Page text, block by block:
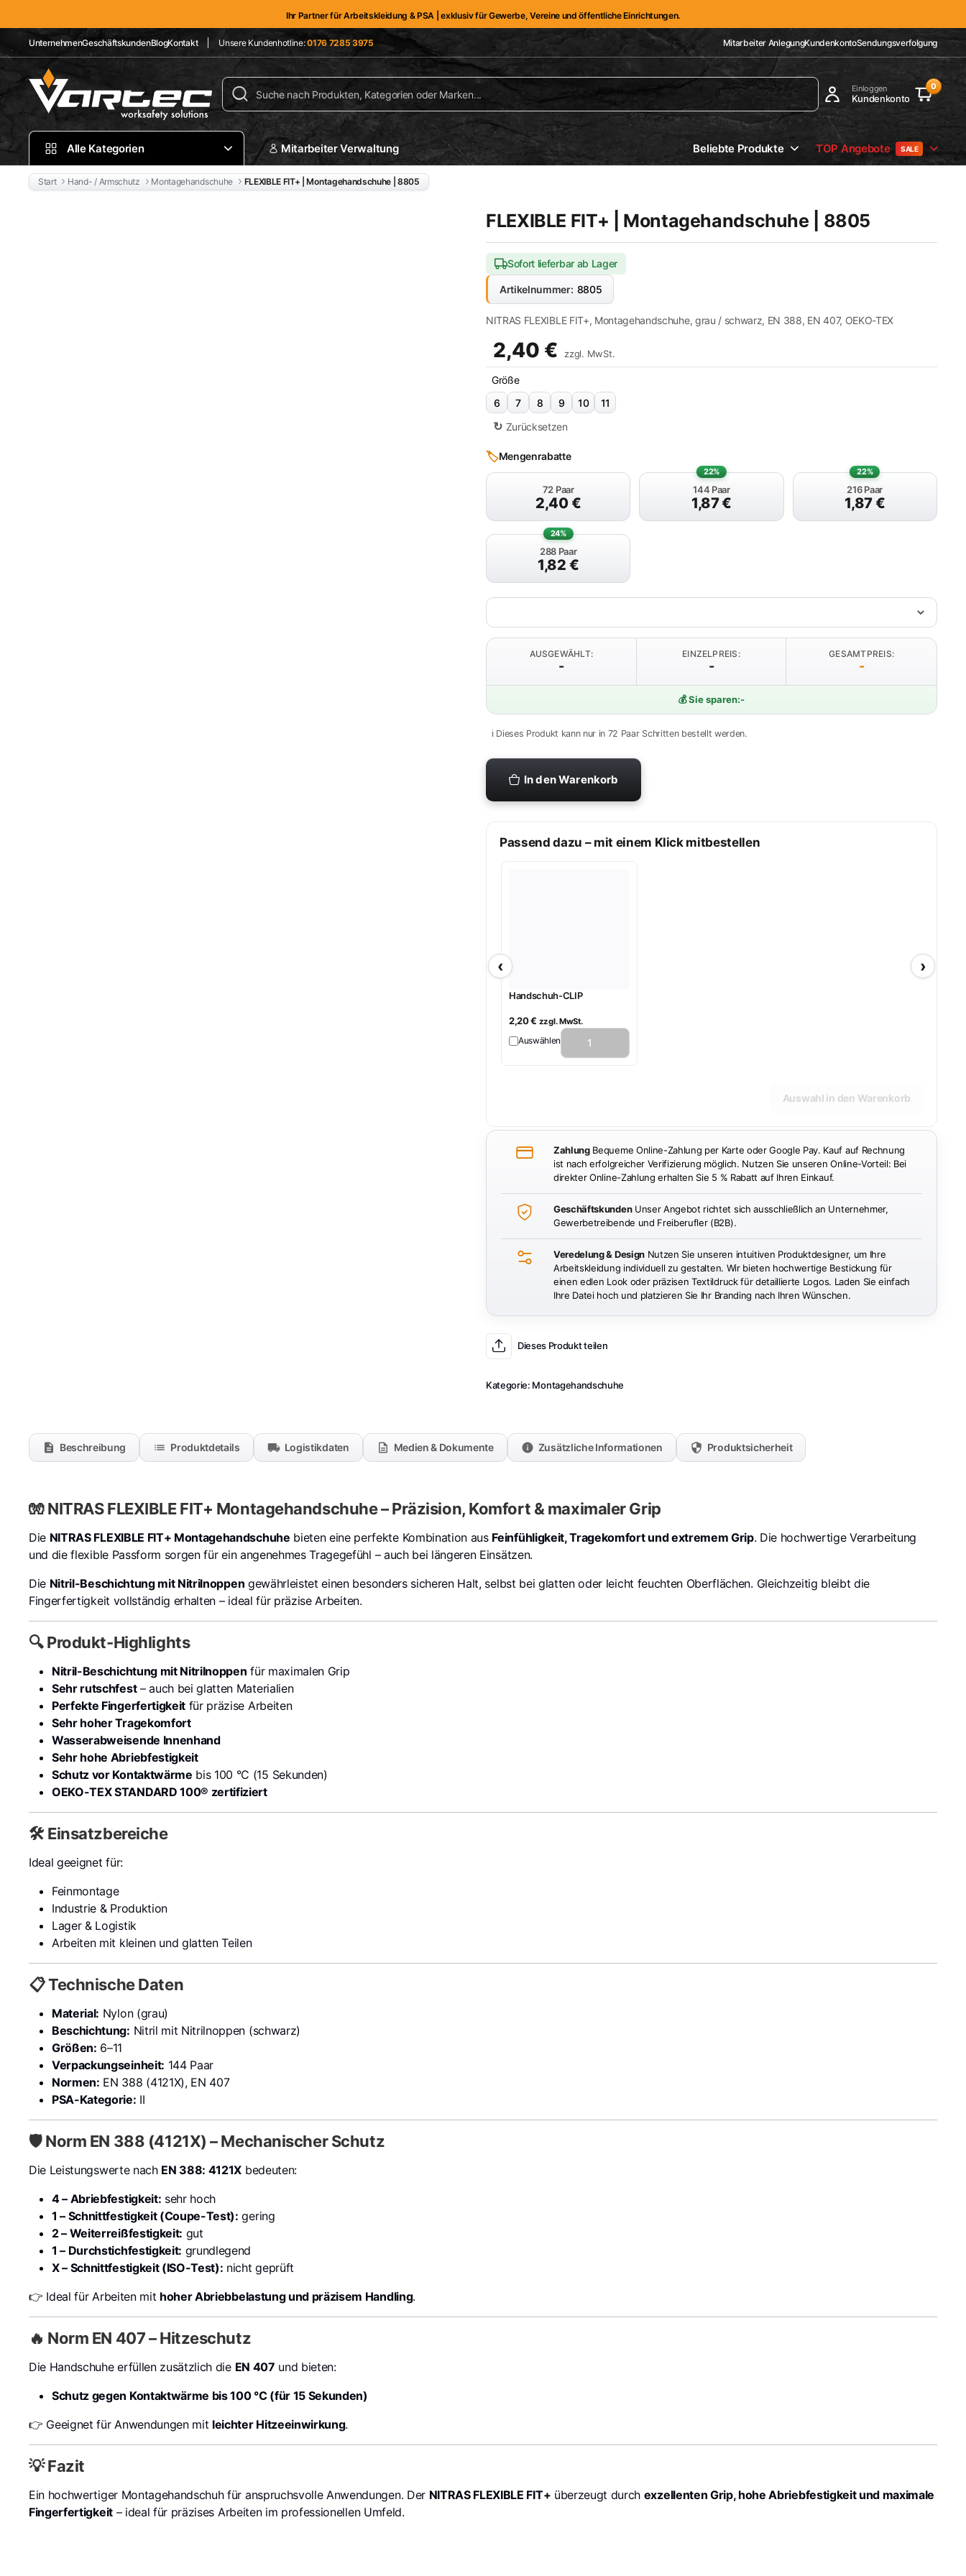
Ihr Partner für Arbeitskleidung & PSA | exklusiv für Gewerbe, Vereine und öffentliche Einrichtungen.
UnternehmenGeschäftskundenBlogKontakt Unsere Kundenhotline:0176 7285 3975 Mitarbeiter AnlegungKundenkontoSendungsverfolgung
Einloggen
Kundenkonto
0
Alle Kategorien Mitarbeiter Verwaltung Beliebte Produkte TOP Angebote SALE
Start Hand- / Armschutz Montagehandschuhe FLEXIBLE FIT+ | Montagehandschuhe | 8805
FLEXIBLE FIT+ | Montagehandschuhe | 8805
Sofort lieferbar ab Lager
Artikelnummer: 8805
NITRAS FLEXIBLE FIT+, Montagehandschuhe, grau / schwarz, EN 388, EN 407, OEKO-TEX
2,40 € zzgl. MwSt.
Größe
6
7 8 9 10
11
Zurücksetzen
🏷️Mengenrabatte
72 Paar
2,40€
144 Paar
1,87€
22%
216 Paar
1,87€
22%
288 Paar
1,82 €
24%
AUSGEWÄHLT:
-
EINZELPREIS:
-
GESAMTPREIS:
-
💰 Sie sparen:-
ℹ️ Dieses Produkt kann nur in 72 Paar Schritten bestellt werden.
In den Warenkorb
Passend dazu – mit einem Klick mitbestellen
‹
Handschuh-CLIP
2,20€ zzgl. MwSt.
Auswählen
›
Auswahl in den Warenkorb
ZahlungBequeme Online-Zahlung per Karte oder Google Pay. Kauf auf Rechnung
ist nach erfolgreicher Verifizierung möglich. Nutzen Sie unseren Online-Vorteil: Bei
direkter Online-Zahlung erhalten Sie 5 % Rabatt auf Ihren Einkauf.
GeschäftskundenUnser Angebot richtet sich ausschließlich an Unternehmer,
Gewerbetreibende und Freiberufler (B2B).
Veredelung & DesignNutzen Sie unseren intuitiven Produktdesigner, um Ihre
Arbeitskleidung individuell zu gestalten. Wir bieten hochwertige Bestickung für
einen edlen Look oder präzisen Textildruck für detaillierte Logos. Laden Sie einfach
Ihre Datei hoch und platzieren Sie Ihr Branding nach Ihren Wünschen.
Dieses Produkt teilen
Kategorie: Montagehandschuhe
Beschreibung Produktdetails Logistikdaten Medien & Dokumente Zusätzliche Informationen Produktsicherheit
🧤 NITRAS FLEXIBLE FIT+ Montagehandschuhe – Präzision, Komfort & maximaler Grip
Die NITRAS FLEXIBLE FIT+ Montagehandschuhe bieten eine perfekte Kombination aus Feinfühligkeit, Tragekomfort und extremem Grip. Die hochwertige Verarbeitung
und die flexible Passform sorgen für ein angenehmes Tragegefühl – auch bei längeren Einsätzen.
Die Nitril-Beschichtung mit Nitrilnoppen gewährleistet einen besonders sicheren Halt, selbst bei glatten oder leicht feuchten Oberflächen. Gleichzeitig bleibt die
Fingerfertigkeit vollständig erhalten – ideal für präzise Arbeiten.
🔍 Produkt-Highlights
Nitril-Beschichtung mit Nitrilnoppen für maximalen Grip
Sehr rutschfest– auch bei glatten Materialien
Perfekte Fingerfertigkeit für präzise Arbeiten
Sehr hoher Tragekomfort
Wasserabweisende Innenhand
Sehr hohe Abriebfestigkeit
Schutz vor Kontaktwärme bis 100 °C (15 Sekunden)
OEKO-TEX STANDARD 100® zertifiziert
🛠️ Einsatzbereiche
Ideal geeignet für:
Feinmontage
Industrie & Produktion
Lager & Logistik
Arbeiten mit kleinen und glatten Teilen
📋 Technische Daten
Material: Nylon (grau)
Beschichtung: Nitril mit Nitrilnoppen (schwarz)
Größen: 6–11
Verpackungseinheit: 144 Paar
Normen: EN 388 (4121X), EN 407
PSA-Kategorie: II
🛡️ Norm EN 388 (4121X) – Mechanischer Schutz
Die Leistungswerte nach EN 388: 4121X bedeuten:
4 – Abriebfestigkeit: sehr hoch
1 – Schnittfestigkeit (Coupe-Test): gering
2 – Weiterreißfestigkeit: gut
1 – Durchstichfestigkeit: grundlegend
X – Schnittfestigkeit (ISO-Test): nicht geprüft
👉 Ideal für Arbeiten mit hoher Abriebbelastung und präzisem Handling.
🔥 Norm EN 407 – Hitzeschutz
Die Handschuhe erfüllen zusätzlich die EN 407 und bieten:
Schutz gegen Kontaktwärme bis 100 °C (für 15 Sekunden)
👉 Geeignet für Anwendungen mit leichter Hitzeeinwirkung.
💡 Fazit
Ein hochwertiger Montagehandschuh für anspruchsvolle Anwendungen. Der NITRAS FLEXIBLE FIT+ überzeugt durch exzellenten Grip, hohe Abriebfestigkeit und maximale
Fingerfertigkeit– ideal für präzises Arbeiten im professionellen Umfeld.